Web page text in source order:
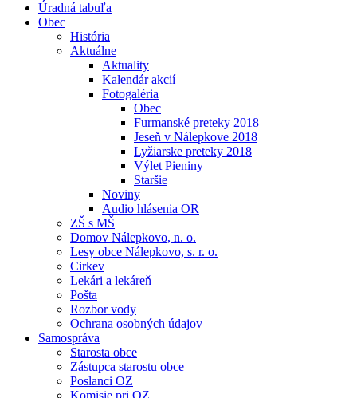
Úradná tabuľa
Obec
História
Aktuálne
Aktuality
Kalendár akcií
Fotogaléria
Obec
Furmanské preteky 2018
Jeseň v Nálepkove 2018
Lyžiarske preteky 2018
Výlet Pieniny
Staršie
Noviny
Audio hlásenia OR
ZŠ s MŠ
Domov Nálepkovo, n. o.
Lesy obce Nálepkovo, s. r. o.
Cirkev
Lekári a lekáreň
Pošta
Rozbor vody
Ochrana osobných údajov
Samospráva
Starosta obce
Zástupca starostu obce
Poslanci OZ
Komisie pri OZ